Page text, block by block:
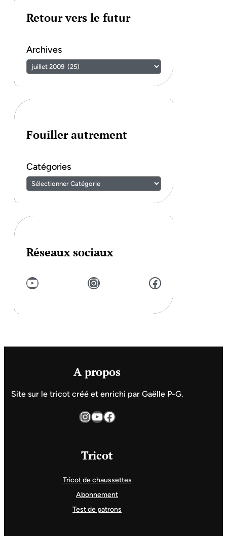
Retour vers le futur
Archives
Fouiller autrement
Catégories
Réseaux sociaux
YouTube Instagram Facebook
A propos
Site sur le tricot créé et enrichi par Gaëlle P-G.
InstagramYouTube Facebook
Tricot
Tricot de chaussettes
Abonnement
Test de patrons